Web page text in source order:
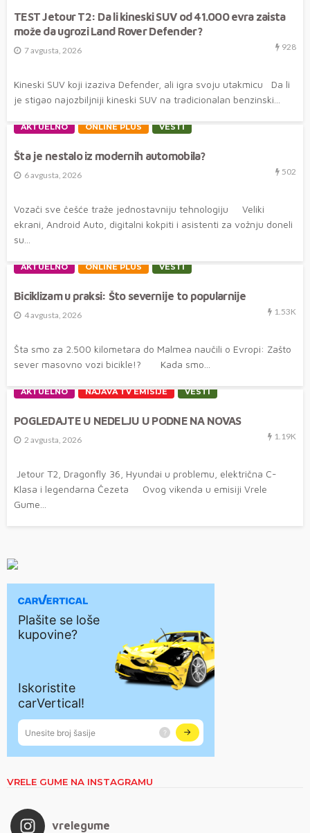
TEST Jetour T2: Da li kineski SUV od 41.000 evra zaista
može da ugrozi Land Rover Defender?
7 avgusta, 2026 928
Kineski SUV koji izaziva Defender, ali igra svoju utakmicu Da li
je stigao najozbiljniji kineski SUV na tradicionalan benzinski...
AKTUELNO ONLINE PLUS VESTI
Šta je nestalo iz modernih automobila?
6 avgusta, 2026 502
Vozači sve češće traže jednostavniju tehnologiju Veliki
ekrani, Android Auto, digitalni kokpiti i asistenti za vožnju doneli
su...
AKTUELNO ONLINE PLUS VESTI
Biciklizam u praksi: Što severnije to popularnije
4 avgusta, 2026 1.53K
Šta smo za 2.500 kilometara do Malmea naučili o Evropi: Zašto
sever masovno vozi bicikle!? Kada smo...
AKTUELNO NAJAVA TV EMISIJE VESTI
POGLEDAJTE U NEDELJU U PODNE NA NOVAS
2 avgusta, 2026 1.19K
Jetour T2, Dragonfly 36, Hyundai u problemu, električna C-
Klasa i legendarna Čezeta Ovog vikenda u emisiji Vrele
Gume...
VRELE GUME NA INSTAGRAMU
vrelegume